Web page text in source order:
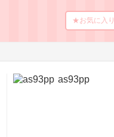
★お気に入り
as93pp